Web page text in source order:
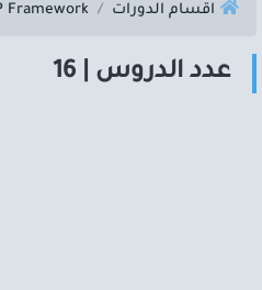
اقسام الدورات Framework
عدد الدروس | 16